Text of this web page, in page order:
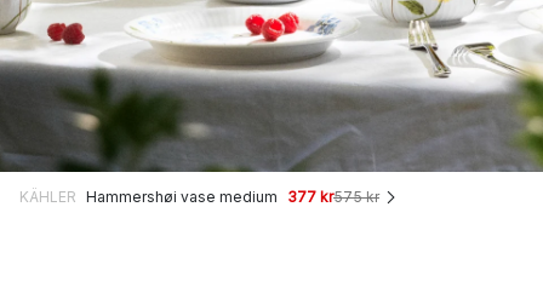
KÄHLER Hammershøi vase medium 377 kr575 kr